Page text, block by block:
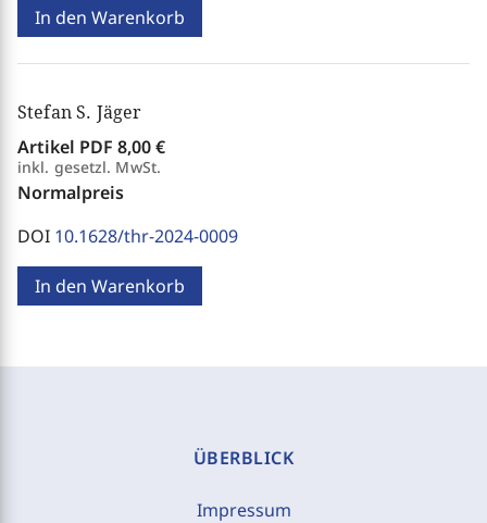
In den Warenkorb
Stefan S. Jäger
Artikel PDF 8,00 €
inkl. gesetzl. MwSt.
Normalpreis
DOI 10.1628/thr-2024-0009
In den Warenkorb
ÜBERBLICK
Impressum